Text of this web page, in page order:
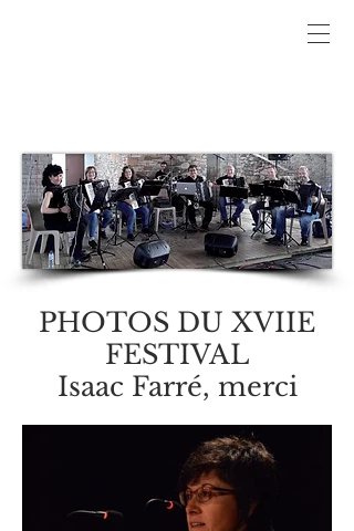
PHOTOS DU XVIIE
FESTIVAL
Isaac Farré, merci